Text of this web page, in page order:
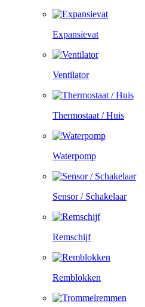
Expansievat
Ventilator
Thermostaat / Huis
Waterpomp
Sensor / Schakelaar
Remschijf
Remblokken